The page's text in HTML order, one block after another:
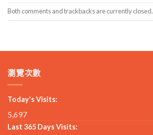
Both comments and trackbacks are currently closed.
瀏覽次數
Today's Visits:
5,697
Last 365 Days Visits: